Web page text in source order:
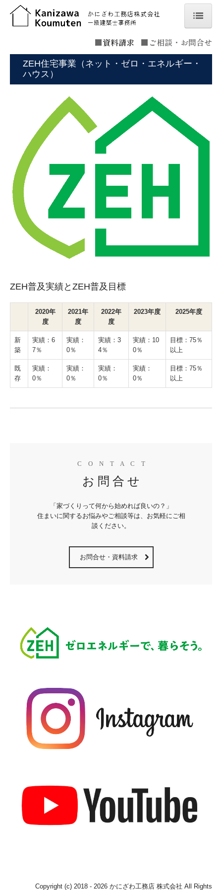
こだわり
会社概要
スタッフ紹介
お問合せ
ブログ
■資料請求 ■ ご相談・お問合せ
ZEH住宅事業（ネット・ゼロ・エネルギー・
ハウス）
ZEH普及実績とZEH普及目標
2020年
度
2021年
度
2022年
度
2023年度 2025年度
新
築
実績：6
7％
実績：
0％
実績：3
4％
実績：10
0％
目標：75％
以上
既
存
実績：
0％
実績：
0％
実績：
0％
実績：
0％
目標：75％
以上
C　O　N　T　A　C　T
お 問 合 せ
「家づくりって何から始めれば良いの？」
住まいに関するお悩みやご相談等は、お気軽にご相
談ください。
お問合せ・資料請求
Copyright (c) 2018 - 2026 かにざわ工務店 株式会社 All Rights